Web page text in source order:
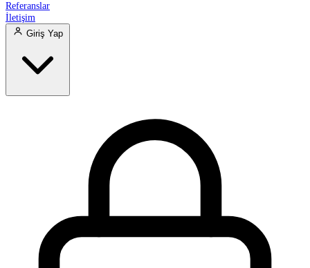
Referanslar
İletişim
Giriş Yap